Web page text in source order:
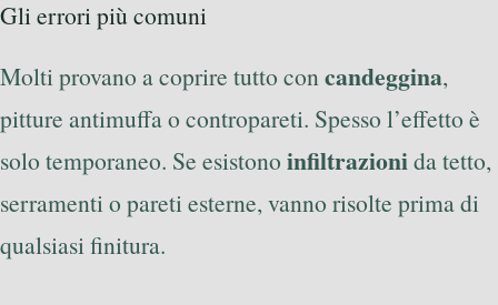
Gli errori più comuni
Molti provano a coprire tutto con candeggina,
pitture antimuffa o contropareti. Spesso l’effetto è
solo temporaneo. Se esistono infiltrazionida tetto,
serramenti o pareti esterne, vanno risolte prima di
qualsiasi finitura.